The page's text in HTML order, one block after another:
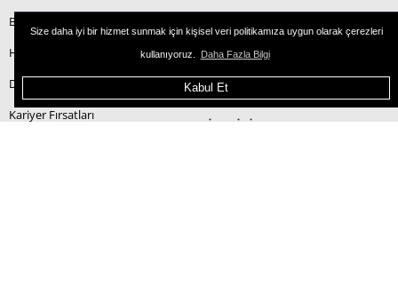
Size daha iyi bir hizmet sunmak için kişisel veri politikamıza uygun olarak çerezleri
kullanıyoruz. Daha Fazla Bilgi
Kabul Et
Bayiler
Haberler
Dergimiz
Kariyer Fırsatları
İLETİŞİM